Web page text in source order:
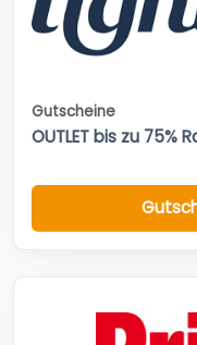
Gutscheine
OUTLET bis zu 75%